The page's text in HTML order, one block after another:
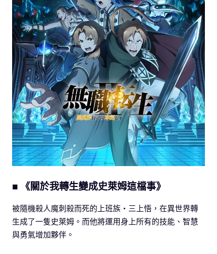
■ 《關於我轉生變成史萊姆這檔事》
被隨機殺人魔刺殺而死的上班族・三上悟，在異世界轉
生成了一隻史萊姆。而他將運用身上所有的技能、智慧
與勇氣增加夥伴。